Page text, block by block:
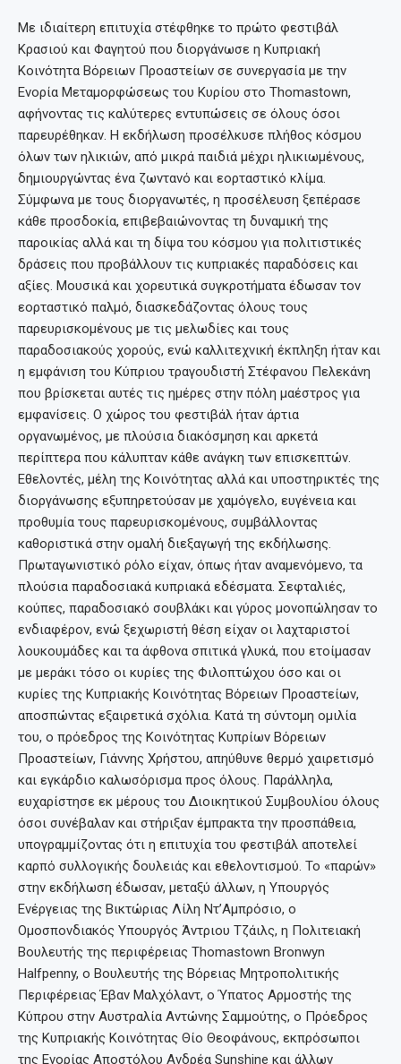
Με ιδιαίτερη επιτυχία στέφθηκε το πρώτο φεστιβάλ
Κρασιού και Φαγητού που διοργάνωσε η Κυπριακή
Κοινότητα Βόρειων Προαστείων σε συνεργασία με την
Ενορία Μεταμορφώσεως του Κυρίου στο Thomastown,
αφήνοντας τις καλύτερες εντυπώσεις σε όλους όσοι
παρευρέθηκαν. Η εκδήλωση προσέλκυσε πλήθος κόσμου
όλων των ηλικιών, από μικρά παιδιά μέχρι ηλικιωμένους,
δημιουργώντας ένα ζωντανό και εορταστικό κλίμα.
Σύμφωνα με τους διοργανωτές, η προσέλευση ξεπέρασε
κάθε προσδοκία, επιβεβαιώνοντας τη δυναμική της
παροικίας αλλά και τη δίψα του κόσμου για πολιτιστικές
δράσεις που προβάλλουν τις κυπριακές παραδόσεις και
αξίες. Μουσικά και χορευτικά συγκροτήματα έδωσαν τον
εορταστικό παλμό, διασκεδάζοντας όλους τους
παρευρισκομένους με τις μελωδίες και τους
παραδοσιακούς χορούς, ενώ καλλιτεχνική έκπληξη ήταν και
η εμφάνιση του Κύπριου τραγουδιστή Στέφανου Πελεκάνη
που βρίσκεται αυτές τις ημέρες στην πόλη μαέστρος για
εμφανίσεις. Ο χώρος του φεστιβάλ ήταν άρτια
οργανωμένος, με πλούσια διακόσμηση και αρκετά
περίπτερα που κάλυπταν κάθε ανάγκη των επισκεπτών.
Εθελοντές, μέλη της Κοινότητας αλλά και υποστηρικτές της
διοργάνωσης εξυπηρετούσαν με χαμόγελο, ευγένεια και
προθυμία τους παρευρισκομένους, συμβάλλοντας
καθοριστικά στην ομαλή διεξαγωγή της εκδήλωσης.
Πρωταγωνιστικό ρόλο είχαν, όπως ήταν αναμενόμενο, τα
πλούσια παραδοσιακά κυπριακά εδέσματα. Σεφταλιές,
κούπες, παραδοσιακό σουβλάκι και γύρος μονοπώλησαν το
ενδιαφέρον, ενώ ξεχωριστή θέση είχαν οι λαχταριστοί
λουκουμάδες και τα άφθονα σπιτικά γλυκά, που ετοίμασαν
με μεράκι τόσο οι κυρίες της Φιλοπτώχου όσο και οι
κυρίες της Κυπριακής Κοινότητας Βόρειων Προαστείων,
αποσπώντας εξαιρετικά σχόλια. Κατά τη σύντομη ομιλία
του, ο πρόεδρος της Κοινότητας Κυπρίων Βόρειων
Προαστείων, Γιάννης Χρήστου, απηύθυνε θερμό χαιρετισμό
και εγκάρδιο καλωσόρισμα προς όλους. Παράλληλα,
ευχαρίστησε εκ μέρους του Διοικητικού Συμβουλίου όλους
όσοι συνέβαλαν και στήριξαν έμπρακτα την προσπάθεια,
υπογραμμίζοντας ότι η επιτυχία του φεστιβάλ αποτελεί
καρπό συλλογικής δουλειάς και εθελοντισμού. Το «παρών»
στην εκδήλωση έδωσαν, μεταξύ άλλων, η Υπουργός
Ενέργειας της Βικτώριας Λίλη Ντ’Αμπρόσιο, ο
Ομοσπονδιακός Υπουργός Άντριου Τζάιλς, η Πολιτειακή
Βουλευτής της περιφέρειας Thomastown Bronwyn
Halfpenny, ο Βουλευτής της Βόρειας Μητροπολιτικής
Περιφέρειας Έβαν Μαλχόλαντ, ο Ύπατος Αρμοστής της
Κύπρου στην Αυστραλία Αντώνης Σαμμούτης, ο Πρόεδρος
της Κυπριακής Κοινότητας Θίο Θεοφάνους, εκπρόσωποι
της Ενορίας Αποστόλου Ανδρέα Sunshine και άλλων